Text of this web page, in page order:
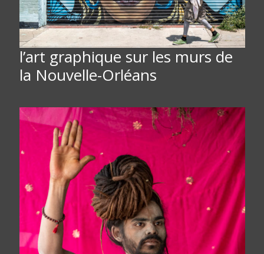
l’art graphique sur les murs de
la Nouvelle-Orléans